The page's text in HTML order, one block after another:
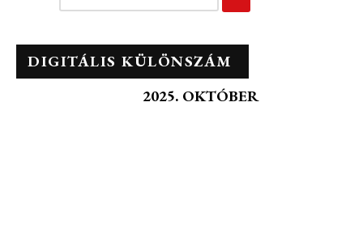
DIGITÁLIS KÜLÖNSZÁM
2025. OKTÓBER